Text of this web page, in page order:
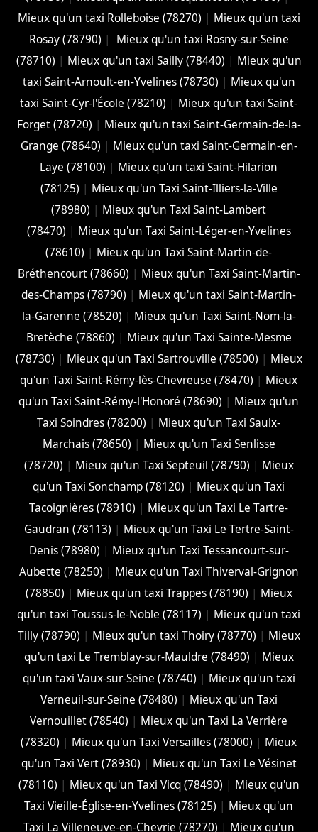
Mieux qu'un taxi Rolleboise (78270) | Mieux qu'un taxi
Rosay (78790) |
Mieux qu'un taxi Rosny-sur-Seine
(78710) | Mieux qu'un taxi Sailly (78440) | Mieux qu'un
taxi Saint-Arnoult-en-Yvelines (78730) | Mieux qu'un
taxi Saint-Cyr-l'École (78210) | Mieux qu'un taxi Saint-
Forget (78720) | Mieux qu'un taxi Saint-Germain-de-la-
Grange (78640) | Mieux qu'un taxi Saint-Germain-en-
Laye (78100) | Mieux qu'un taxi Saint-Hilarion
(78125) | Mieux qu'un Taxi Saint-Illiers-la-Ville
(78980) | Mieux qu'un Taxi Saint-Lambert
(78470) | Mieux qu'un Taxi Saint-Léger-en-Yvelines
(78610) | Mieux qu'un Taxi Saint-Martin-de-
Bréthencourt (78660) | Mieux qu'un Taxi Saint-Martin-
des-Champs (78790) | Mieux qu'un taxi Saint-Martin-
la-Garenne (78520) | Mieux qu'un Taxi Saint-Nom-la-
Bretèche (78860) | Mieux qu'un Taxi Sainte-Mesme
(78730) | Mieux qu'un Taxi Sartrouville (78500) | Mieux
qu'un Taxi Saint-Rémy-lès-Chevreuse (78470) | Mieux
qu'un Taxi Saint-Rémy-l'Honoré (78690) | Mieux qu'un
Taxi Soindres (78200) | Mieux qu'un Taxi Saulx-
Marchais (78650) | Mieux qu'un Taxi Senlisse
(78720) | Mieux qu'un Taxi Septeuil (78790) | Mieux
qu'un Taxi Sonchamp (78120) | Mieux qu'un Taxi
Tacoignières (78910) | Mieux qu'un Taxi Le Tartre-
Gaudran (78113) | Mieux qu'un Taxi Le Tertre-Saint-
Denis (78980) | Mieux qu'un Taxi Tessancourt-sur-
Aubette (78250) | Mieux qu'un Taxi Thiverval-Grignon
(78850) | Mieux qu'un taxi Trappes (78190) | Mieux
qu'un taxi Toussus-le-Noble (78117) | Mieux qu'un taxi
Tilly (78790) | Mieux qu'un taxi Thoiry (78770) | Mieux
qu'un taxi Le Tremblay-sur-Mauldre (78490) | Mieux
qu'un taxi Vaux-sur-Seine (78740) | Mieux qu'un taxi
Verneuil-sur-Seine (78480) | Mieux qu'un Taxi
Vernouillet (78540) | Mieux qu'un Taxi La Verrière
(78320) | Mieux qu'un Taxi Versailles (78000) | Mieux
qu'un Taxi Vert (78930) | Mieux qu'un Taxi Le Vésinet
(78110) | Mieux qu'un Taxi Vicq (78490) | Mieux qu'un
Taxi Vieille-Église-en-Yvelines (78125) | Mieux qu'un
Taxi La Villeneuve-en-Chevrie (78270) | Mieux qu'un